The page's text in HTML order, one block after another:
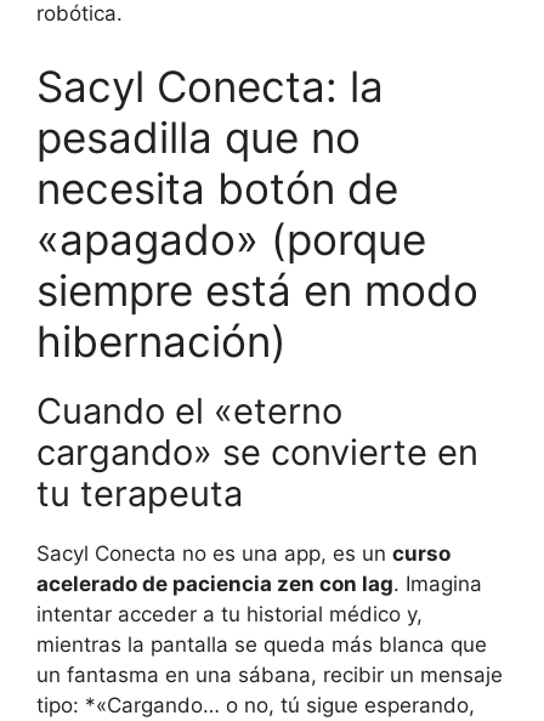
robótica.
Sacyl Conecta: la
pesadilla que no
necesita botón de
«apagado» (porque
siempre está en modo
hibernación)
Cuando el «eterno
cargando» se convierte en
tu terapeuta
Sacyl Conecta no es una app, es un curso
acelerado de paciencia zen con lag. Imagina
intentar acceder a tu historial médico y,
mientras la pantalla se queda más blanca que
un fantasma en una sábana, recibir un mensaje
tipo: *«Cargando… o no, tú sigue esperando,